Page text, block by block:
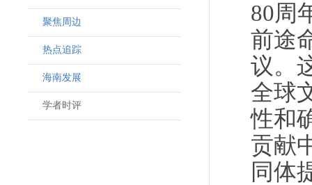
聚焦周边
热点追踪
海南发展
学者时评
80周
前途
议。
全球
性和
贡献
同体